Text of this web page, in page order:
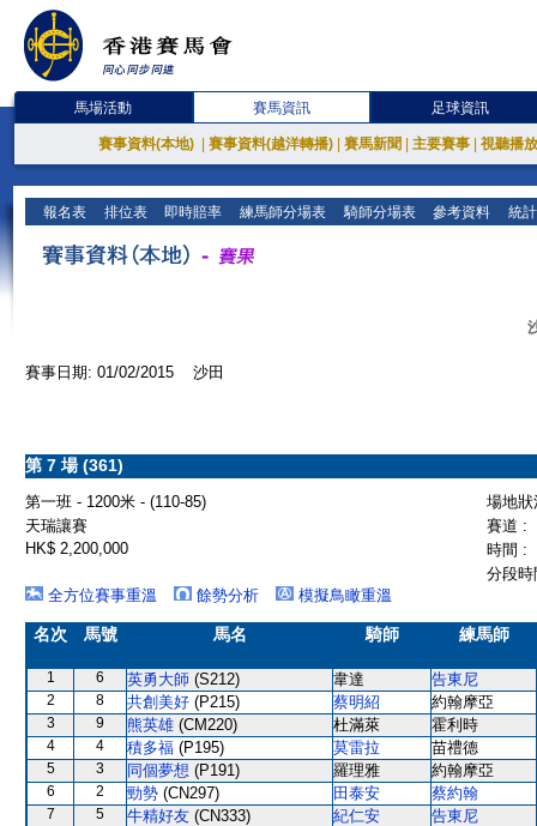
馬場活動 賽馬資訊 足球資訊
賽事資料(本地) 賽事資料(越洋轉播) 賽馬新聞 主要賽事 視聽播
報名表 排位表 即時賠率 練馬師分場表 騎師分場表 參考資料 統
賽事日期: 01/02/2015 沙田
第 7 場 (361)
第一班 - 1200米 - (110-85)
場地
天瑞讓賽
賽道 :
HK$ 2,200,000
時間 :
分段
全方位賽事重溫
餘勢分析 模擬鳥瞰重溫
名次 馬號 馬名 騎師 練馬師
1 6 英勇大師 (S212) 韋達 告東尼
2 8 共創美好 (P215) 蔡明紹 約翰摩亞
3 9 熊英雄 (CM220) 杜滿萊 霍利時
4 4 積多福 (P195) 莫雷拉 苗禮德
5 3 同個夢想 (P191) 羅理雅 約翰摩亞
6 2 勁勢 (CN297) 田泰安 蔡約翰
7 5 牛精好友 (CN333) 紀仁安 告東尼